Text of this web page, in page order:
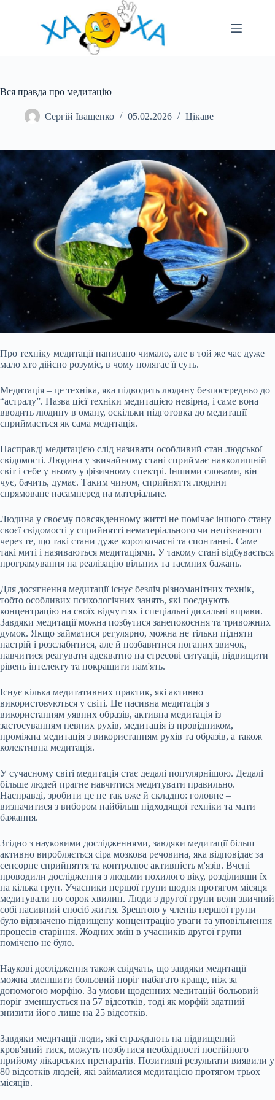
Вся правда про медитацію
Сергій Іващенко 05.02.2026 Цікаве
Про техніку медитації написано чимало, але в той же час дуже
мало хто дійсно розуміє, в чому полягає її суть.
Медитація – це техніка, яка підводить людину безпосередньо до
“астралу”. Назва цієї техніки медитацією невірна, і саме вона
вводить людину в оману, оскільки підготовка до медитації
сприймається як сама медитація.
Насправді медитацією слід називати особливий стан людської
свідомості. Людина у звичайному стані сприймає навколишній
світ і себе у ньому у фізичному спектрі. Іншими словами, він
чує, бачить, думає. Таким чином, сприйняття людини
спрямоване насамперед на матеріальне.
Людина у своєму повсякденному житті не помічає іншого стану
своєї свідомості у сприйнятті нематеріального чи непізнаного
через те, що такі стани дуже короткочасні та спонтанні. Саме
такі миті і називаються медитаціями. У такому стані відбувається
програмування на реалізацію вільних та таємних бажань.
Для досягнення медитації існує безліч різноманітних технік,
тобто особливих психологічних занять, які поєднують
концентрацію на своїх відчуттях і спеціальні дихальні вправи.
Завдяки медитації можна позбутися занепокоєння та тривожних
думок. Якщо займатися регулярно, можна не тільки підняти
настрій і розслабитися, але й позбавитися поганих звичок,
навчитися реагувати адекватно на стресові ситуації, підвищити
рівень інтелекту та покращити пам'ять.
Існує кілька медитативних практик, які активно
використовуються у світі. Це пасивна медитація з
використанням уявних образів, активна медитація із
застосуванням певних рухів, медитація із провідником,
проміжна медитація з використанням рухів та образів, а також
колективна медитація.
У сучасному світі медитація стає дедалі популярнішою. Дедалі
більше людей прагне навчитися медитувати правильно.
Насправді, зробити це не так вже й складно: головне –
визначитися з вибором найбільш підходящої техніки та мати
бажання.
Згідно з науковими дослідженнями, завдяки медитації більш
активно виробляється сіра мозкова речовина, яка відповідає за
сенсорне сприйняття та контролює активність м'язів. Вчені
проводили дослідження з людьми похилого віку, розділивши їх
на кілька груп. Учасники першої групи щодня протягом місяця
медитували по сорок хвилин. Люди з другої групи вели звичний
собі пасивний спосіб життя. Зрештою у членів першої групи
було відзначено підвищену концентрацію уваги та уповільнення
процесів старіння. Жодних змін в учасників другої групи
помічено не було.
Наукові дослідження також свідчать, що завдяки медитації
можна зменшити больовий поріг набагато краще, ніж за
допомогою морфію. За умови щоденних медитацій больовий
поріг зменшується на 57 відсотків, тоді як морфій здатний
знизити його лише на 25 відсотків.
Завдяки медитації люди, які страждають на підвищений
кров'яний тиск, можуть позбутися необхідності постійного
прийому лікарських препаратів. Позитивні результати виявили у
80 відсотків людей, які займалися медитацією протягом трьох
місяців.